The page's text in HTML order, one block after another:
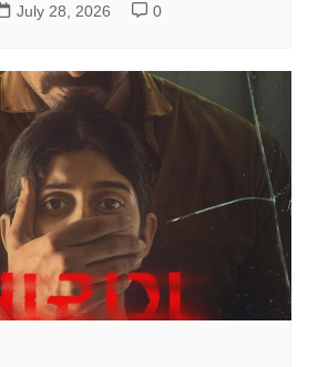
July 28, 2026 0